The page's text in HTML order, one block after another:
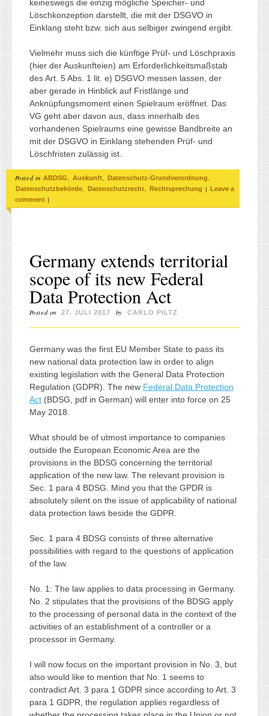
keineswegs die einzig mögliche Speicher- und
Löschkonzeption darstellt, die mit der DSGVO in
Einklang steht bzw. sich aus selbiger zwingend ergibt.
Vielmehr muss sich die künftige Prüf- und Löschpraxis
(hier der Auskunfteien) am Erforderlichkeitsmaßstab
des Art. 5 Abs. 1 lit. e) DSGVO messen lassen, der
aber gerade in Hinblick auf Fristlänge und
Anknüpfungsmoment einen Spielraum eröffnet. Das
VG geht aber davon aus, dass innerhalb des
vorhandenen Spielraums eine gewisse Bandbreite an
mit der DSGVO in Einklang stehenden Prüf- und
Löschfristen zulässig ist.
Posted in ABDSG, Auskunft, Datenschutz-Grundverordnung,
Datenschutzbehörde, Datenschutzrecht, Rechtsprechung |
Leave a
comment |
Germany extends territorial
scope of its new Federal
Data Protection Act
Posted on 27. JULI 2017 by CARLO PILTZ
Germany was the first EU Member State to pass its
new national data protection law in order to align
existing legislation with the General Data Protection
Regulation (GDPR). The new Federal Data Protection
Act(BDSG, pdf in German) will enter into force on 25
May 2018.
What should be of utmost importance to companies
outside the European Economic Area are the
provisions in the BDSG concerning the territorial
application of the new law. The relevant provision is
Sec. 1 para 4 BDSG. Mind you that the GPDR is
absolutely silent on the issue of applicability of national
data protection laws beside the GDPR.
Sec. 1 para 4 BDSG consists of three alternative
possibilities with regard to the questions of application
of the law.
No. 1: The law applies to data processing in Germany.
No. 2 stipulates that the provisions of the BDSG apply
to the processing of personal data in the context of the
activities of an establishment of a controller or a
processor in Germany.
I will now focus on the important provision in No. 3, but
also would like to mention that No. 1 seems to
contradict Art. 3 para 1 GDPR since according to Art. 3
para 1 GDPR, the regulation applies regardless of